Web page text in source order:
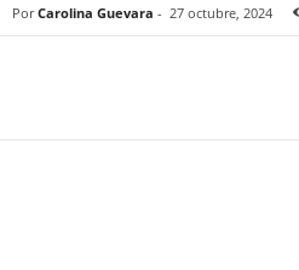
Por Carolina Guevara - 27 octubre, 2024